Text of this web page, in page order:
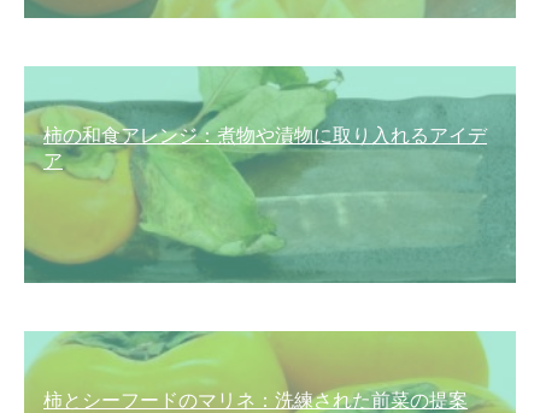
柿の和食アレンジ：煮物や漬物に取り入れるアイデ
ア
柿とシーフードのマリネ：洗練された前菜の提案